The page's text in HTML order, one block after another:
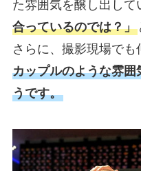
た雰囲気を醸し出して
合っているのでは？」
さらに、撮影現場でも
カップルのような雰
うです。